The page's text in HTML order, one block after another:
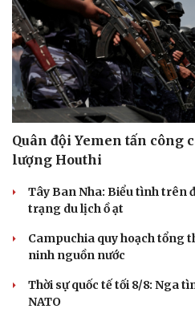
Du lịch
Tư vấn
check-in
Quân đội Yemen tấn công
lượng Houthi
Tây Ban Nha: Biểu tình trên
trạng du lịch ồ ạt
Campuchia quy hoạch tổng
ninh nguồn nước
Thời sự quốc tế tối 8/8: Nga
NATO